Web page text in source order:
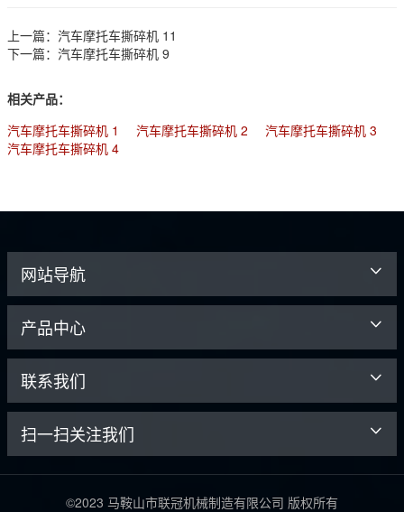
上一篇： 汽车摩托车撕碎机 11
下一篇： 汽车摩托车撕碎机 9
相关产品：
汽车摩托车撕碎机 1
汽车摩托车撕碎机 2
汽车摩托车撕碎机 3
汽车摩托车撕碎机 4
网站导航
产品中心
联系我们
扫一扫关注我们
©2023 马鞍山市联冠机械制造有限公司 版权所有